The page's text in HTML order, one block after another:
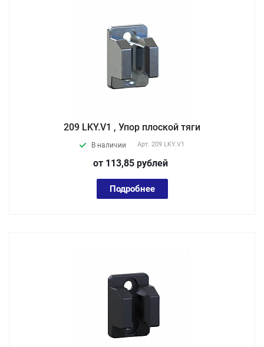
209 LKY.V1 , Упор плоской тяги
В наличии Арт. 209 LKY.V1
от 113,85 рублей
Подробнее